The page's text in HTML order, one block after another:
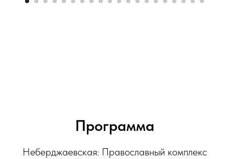
Программа
Неберджаевская: Православный комплекс